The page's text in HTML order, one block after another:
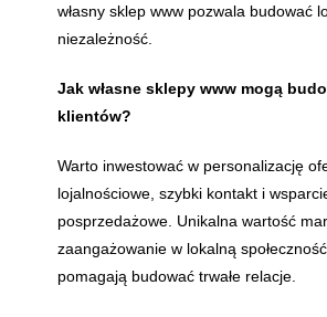
własny sklep www pozwala budować
niezależność.
Jak własne sklepy www mogą
klientów?
Warto inwestować w personalizację
lojalnościowe, szybki kontakt i
posprzedażowe. Unikalna wartość
zaangażowanie w lokalną
pomagają budować trwałe relacje.